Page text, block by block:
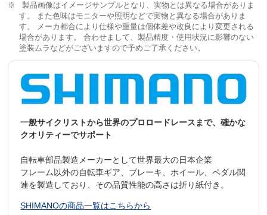
製品画像はイメージサンプルとなり、実物とは異なる場合がありま
す。 また色味はモニターや照明などで実物と異なる場合がありま
す。 メーカ都合により仕様や重量は個体差や改良により変更される
場合があります。 合わせまして、製品精度・使用状況に影響のない
塗装ムラなどがございますので予めご了承ください。
一般サイクリストから世界のプロロードレースまで、確かな
クオリティーでサポート
自転車部品製造メーカーとして世界最大の日本企業
フレーム以外の自転車ギア、ブレーキ、ホイール、ペダル関
連を製造しており、その品質性能の高さは折り紙付き。
SHIMANOの商品一覧はこちらから